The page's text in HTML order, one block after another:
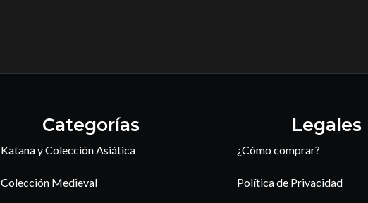
Categorías
Katana y Colección Asiática
Colección Medieval
Legales
¿Cómo comprar?
Política de Privacidad